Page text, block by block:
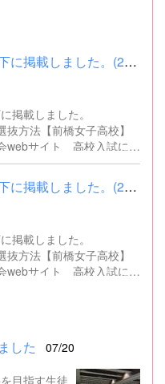
入学者選抜に関する情報を以下に掲載しました。(2026.8.4) ■令和...
掲載しました。
方法【前橋女子高校】
webサイト 高校入試に関
入学者選抜に関する情報を以下に掲載しました。(2026.8.4) ■令和...
掲載しました。
方法【前橋女子高校】
webサイト 高校入試に関
した 07/20
目指す生徒